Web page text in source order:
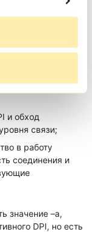
Не
с
с заголовками
с
и обход
связи;
в работу
соединения и
значение –а,
DPI, но есть